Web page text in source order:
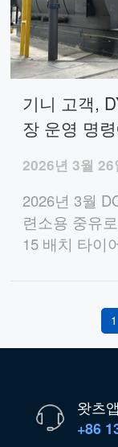
기니 고객,
장 운영 명
2026년 3월 26
2026년 3월
련소용 중유
15 배치 타이
1
왓츠
+86